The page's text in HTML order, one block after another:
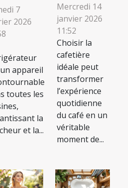
7
2026
appareil
toutes les
la
et la...
Mercredi 14
janvier 2026
11:52
Choisir la
cafetière
idéale peut
transformer
l’expérience
quotidienne
du café en un
véritable
moment de...